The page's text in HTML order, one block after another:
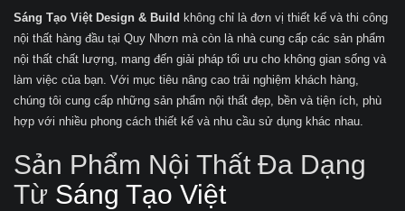
Sáng Tạo Việt Design & Build không chỉ là đơn vị thiết kế và thi công
nội thất hàng đầu tại Quy Nhơn mà còn là nhà cung cấp các sản phẩm
nội thất chất lượng, mang đến giải pháp tối ưu cho không gian sống và
làm việc của bạn. Với mục tiêu nâng cao trải nghiệm khách hàng,
chúng tôi cung cấp những sản phẩm nội thất đẹp, bền và tiện ích, phù
hợp với nhiều phong cách thiết kế và nhu cầu sử dụng khác nhau.
Sản Phẩm Nội Thất Đa Dạng
Từ Sáng Tạo Việt